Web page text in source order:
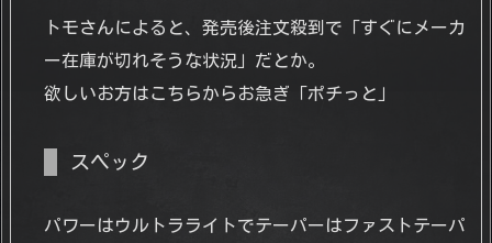
トモさんによると、発売後注文殺到で「すぐにメーカ
ー在庫が切れそうな状況」だとか。
欲しいお方はこちらからお急ぎ「ポチっと」
スペック
パワーはウルトラライトでテーパーはファストテーパ